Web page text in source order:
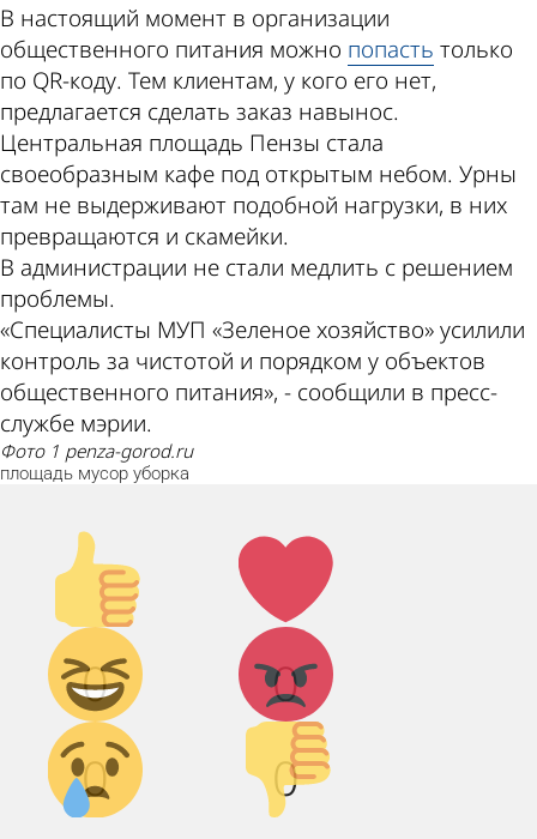
В настоящий момент в организации
общественного питания можно попасть только
по QR-коду. Тем клиентам, у кого его нет,
предлагается сделать заказ навынос.
Центральная площадь Пензы стала
своеобразным кафе под открытым небом. Урны
там не выдерживают подобной нагрузки, в них
превращаются и скамейки.
В администрации не стали медлить с решением
проблемы.
«Специалисты МУП «Зеленое хозяйство» усилили
контроль за чистотой и порядком у объектов
общественного питания», - сообщили в пресс-
службе мэрии.
фото 1 penza-gorod.ru
площадь мусор уборка
Палец
вверх!
0
Лайк!
0
Дикий
смех!
0
Агрессия!
0
Грусть :(
Палец
вниз!